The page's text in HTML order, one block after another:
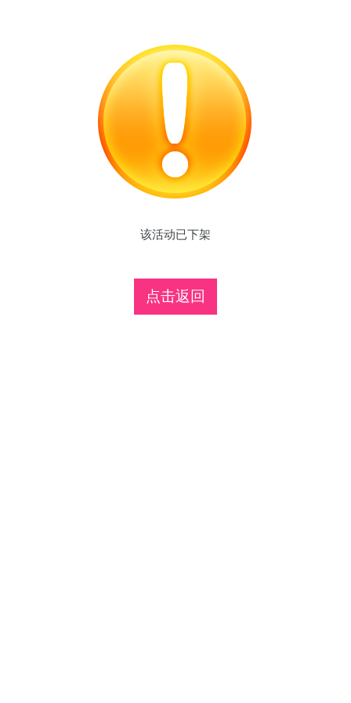
该活动已下架
点击返回